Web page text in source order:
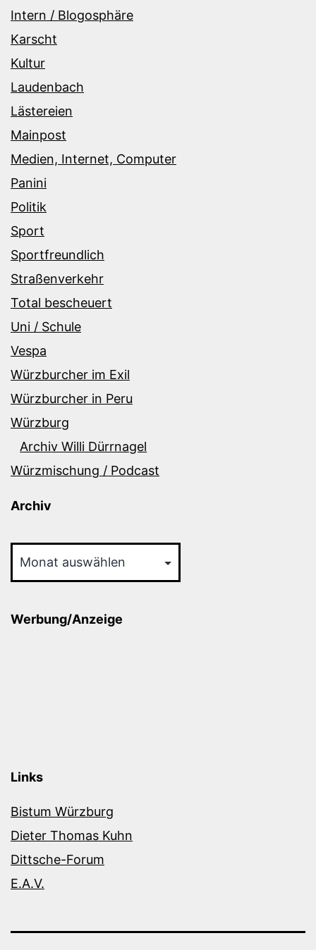
Intern / Blogosphäre
Karscht
Kultur
Laudenbach
Lästereien
Mainpost
Medien, Internet, Computer
Panini
Politik
Sport
Sportfreundlich
Straßenverkehr
Total bescheuert
Uni / Schule
Vespa
Würzburcher im Exil
Würzburcher in Peru
Würzburg
Archiv Willi Dürrnagel
Würzmischung / Podcast
Archiv
Werbung/Anzeige
Links
Bistum Würzburg
Dieter Thomas Kuhn
Dittsche-Forum
E.A.V.